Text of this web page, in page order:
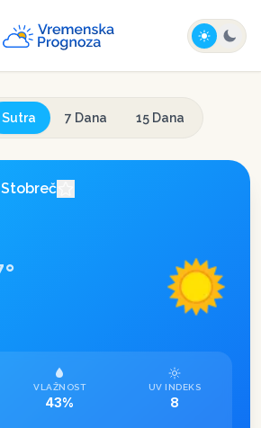
Sutra 7 Dana 15 Dana
Stobreč
°
VLAŽNOST
43%
UV INDEKS
8